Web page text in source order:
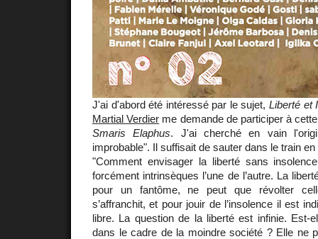
J'ai d'abord été intéressé par le sujet,Liberté et
Martial Verdier me demande de participer à
Smaris Elaphus. J'ai cherché en vain
improbable". Il suffisait de sauter dans le train
"Comment envisager la liberté sans
forcément intrinsèques l’une de l’autre. La
pour un fantôme, ne peut que révolter
s’affranchit, et pour jouir de l’insolence il est
libre. La question de la liberté est infinie. Est-
dans le cadre de la moindre société ? Elle ne